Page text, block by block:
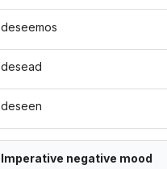
deseemos
desead
deseen
Imperative negative mood